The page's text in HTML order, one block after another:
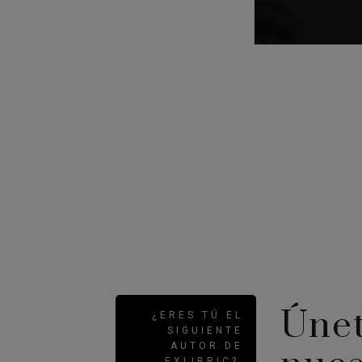
¿ERES TÚ EL
SIGUIENTE
AUTOR DE